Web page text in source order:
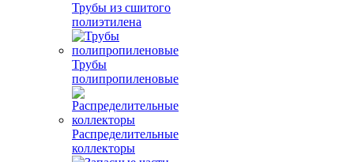
Трубы из сшитого
полиэтилена
Трубы
полипропиленовые
Распределительные
коллекторы